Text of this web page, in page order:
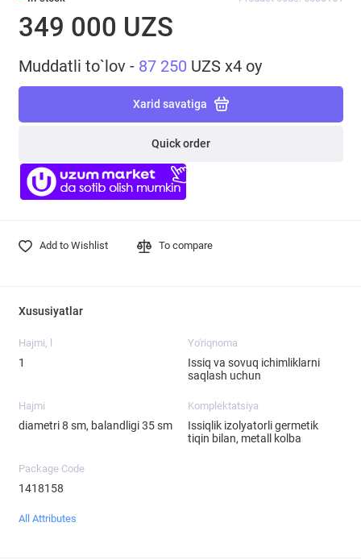
349 000 UZS
Muddatli to`lov - 87 250 UZS x4 oy
Xarid savatiga
Quick order
Add to Wishlist To compare
Xususiyatlar
Hajmi, l
1
Yo'riqnoma
Issiq va sovuq ichimliklarni
saqlash uchun
Hajmi
diametri 8 sm, balandligi 35 sm
Komplektatsiya
Issiqlik izolyatorli germetik
tiqin bilan, metall kolba
Package Code
1418158
All Attributes